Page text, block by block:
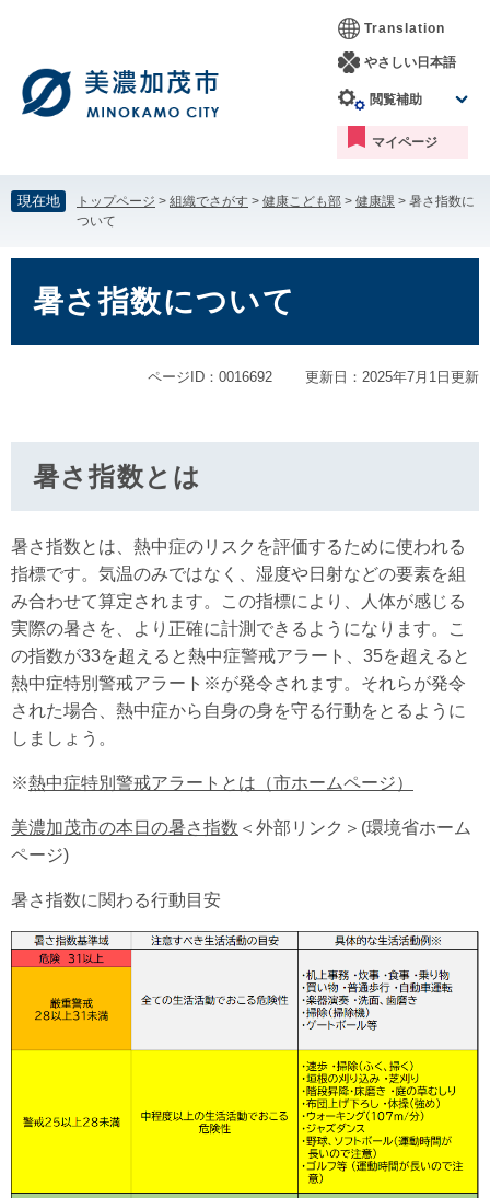
す。
し
て
本
へ
Translation
やさしい日本語
閲覧補助
マイページ
現在地 トップページ > 組織でさがす > 健康こども部 > 健康課 > 暑さ指数に
ついて
暑さ指数について
ページID：0016692 更新日：2025年7月1日更新
暑さ指数とは
暑さ指数とは、熱中症のリスクを評価するために使われる
指標です。気温のみではなく、湿度や日射などの要素を組
み合わせて算定されます。この指標により、人体が感じる
実際の暑さを、より正確に計測できるようになります。こ
の指数が33を超えると熱中症警戒アラート、35を超えると
熱中症特別警戒アラート※が発令されます。それらが発令
された場合、熱中症から自身の身を守る行動をとるように
しましょう。
※熱中症特別警戒アラートとは（市ホームページ）
美濃加茂市の本日の暑さ指数 ＜外部リンク＞ (環境省ホーム
ページ)
暑さ指数に関わる行動目安